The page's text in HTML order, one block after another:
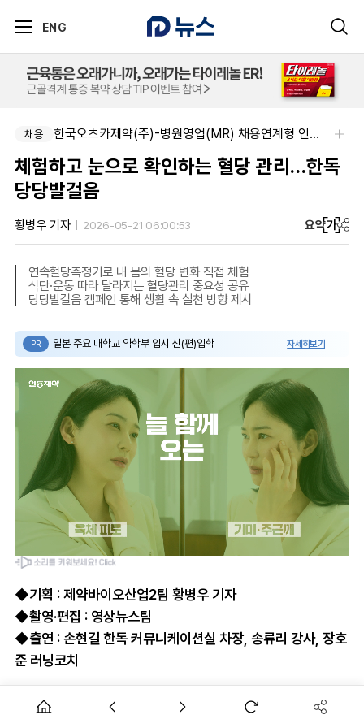
ENG
채용 한국오츠카제약(주)-병원영업(MR) 채용연계형 인턴(신입사원) 모집 공고
체험하고 눈으로 확인하는 혈당 관리…한독
당당발걸음
황병우 기자 2026-05-21 06:00:53 요약가
연속혈당측정기로 내 몸의 혈당 변화 직접 체험
식단·운동 따라 달라지는 혈당관리 중요성 공유
당당발걸음 캠페인 통해 생활 속 실천 방향 제시
PR 일본 주요 대학교 약학부 입시 신(편)입학 자세히보기
◆기획 : 제약바이오산업2팀 황병우 기자
◆촬영·편집 : 영상뉴스팀
◆출연 : 손현길 한독 커뮤니케이션실 차장, 송류리 강사, 장호
준 러닝코치
한독이 혈당 관리가 필요한 사람들과 함께 건강한 생활습관을
만들어보는 자리를 마련했습니다.